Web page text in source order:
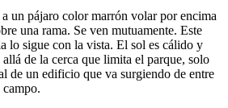
un pájaro color marrón volar por encima
una rama. Se ven mutuamente. Este
lo sigue con la vista. El sol es cálido y
allá de la cerca que limita el parque, solo
de un edificio que va surgiendo de entre
campo.